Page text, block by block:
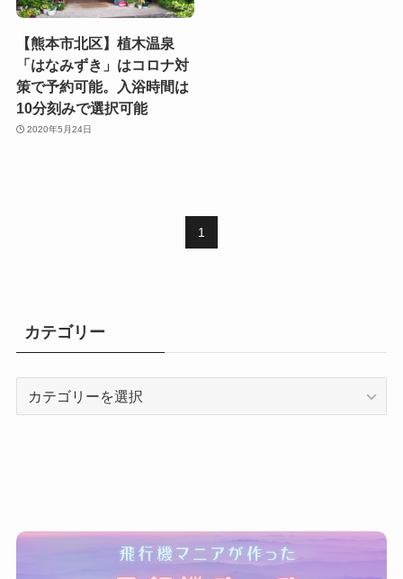
【熊本市北区】植木温泉
「はなみずき」はコロナ対
策で予約可能。入浴時間は
10分刻みで選択可能
2020年5月24日
1
カテゴリー